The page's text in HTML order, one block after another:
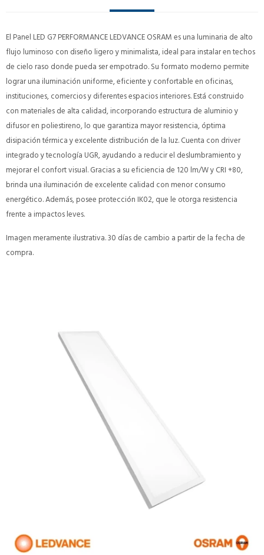
El Panel LED G7 PERFORMANCE LEDVANCE OSRAM es una luminaria de alto
flujo luminoso con diseño ligero y minimalista, ideal para instalar en techos
de cielo raso donde pueda ser empotrado. Su formato moderno permite
lograr una iluminación uniforme, eficiente y confortable en oficinas,
instituciones, comercios y diferentes espacios interiores. Está construido
con materiales de alta calidad, incorporando estructura de aluminio y
difusor en poliestireno, lo que garantiza mayor resistencia, óptima
disipación térmica y excelente distribución de la luz. Cuenta con driver
integrado y tecnología UGR, ayudando a reducir el deslumbramiento y
mejorar el confort visual. Gracias a su eficiencia de 120 lm/W y CRI +80,
brinda una iluminación de excelente calidad con menor consumo
energético. Además, posee protección IK02, que le otorga resistencia
frente a impactos leves.
Imagen meramente ilustrativa. 30 días de cambio a partir de la fecha de
compra.